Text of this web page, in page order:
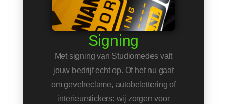
Signing
Met signing van Studiomedes valt
jouw bedrijf echt op. Of het nu gaat
om gevelreclame, autobelettering of
interieurstickers: wij zorgen voor